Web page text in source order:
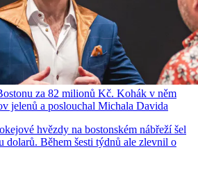
za 82 milionů Kč. Kohák v něm
jelenů a poslouchal Michala Davida
hvězdy na bostonském nábřeží šel
dolarů. Během šesti týdnů ale zlevnil o